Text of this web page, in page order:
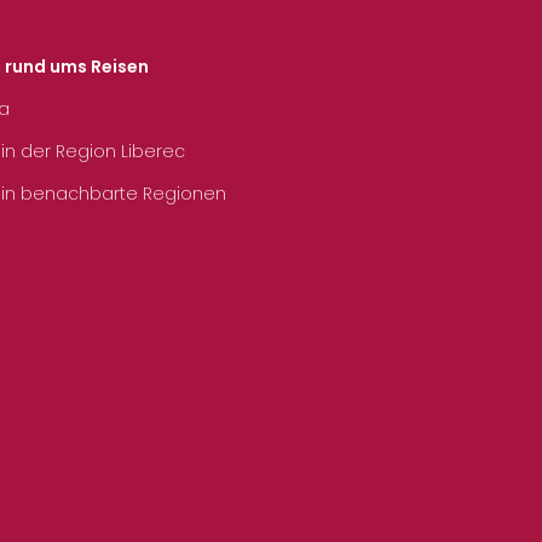
rund ums Reisen
in der Region Liberec
in benachbarte Regionen